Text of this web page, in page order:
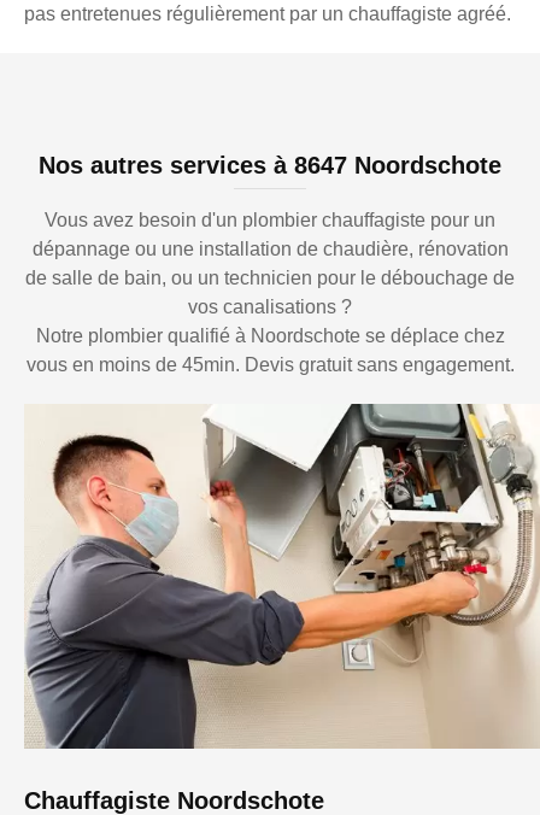
pas entretenues régulièrement par un chauffagiste agréé.
Nos autres services à 8647 Noordschote
Vous avez besoin d'un plombier chauffagiste pour un
dépannage ou une installation de chaudière, rénovation
de salle de bain, ou un technicien pour le débouchage de
vos canalisations ?
Notre plombier qualifié à Noordschote se déplace chez
vous en moins de 45min. Devis gratuit sans engagement.
Chauffagiste Noordschote